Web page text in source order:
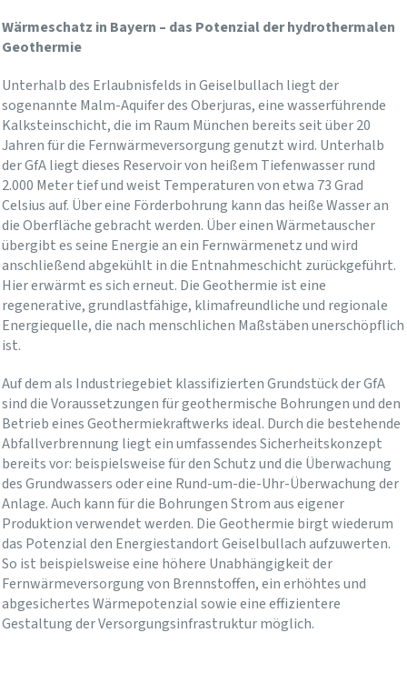
Wärmeschatz in Bayern – das Potenzial der hydrothermalen
Geothermie
Unterhalb des Erlaubnisfelds in Geiselbullach liegt der
sogenannte Malm-Aquifer des Oberjuras, eine wasserführende
Kalksteinschicht, die im Raum München bereits seit über 20
Jahren für die Fernwärmeversorgung genutzt wird. Unterhalb
der GfA liegt dieses Reservoir von heißem Tiefenwasser rund
2.000 Meter tief und weist Temperaturen von etwa 73 Grad
Celsius auf. Über eine Förderbohrung kann das heiße Wasser an
die Oberfläche gebracht werden. Über einen Wärmetauscher
übergibt es seine Energie an ein Fernwärmenetz und wird
anschließend abgekühlt in die Entnahmeschicht zurückgeführt.
Hier erwärmt es sich erneut. Die Geothermie ist eine
regenerative, grundlastfähige, klimafreundliche und regionale
Energiequelle, die nach menschlichen Maßstäben unerschöpflich
ist.
Auf dem als Industriegebiet klassifizierten Grundstück der GfA
sind die Voraussetzungen für geothermische Bohrungen und den
Betrieb eines Geothermiekraftwerks ideal. Durch die bestehende
Abfallverbrennung liegt ein umfassendes Sicherheitskonzept
bereits vor: beispielsweise für den Schutz und die Überwachung
des Grundwassers oder eine Rund-um-die-Uhr-Überwachung der
Anlage. Auch kann für die Bohrungen Strom aus eigener
Produktion verwendet werden. Die Geothermie birgt wiederum
das Potenzial den Energiestandort Geiselbullach aufzuwerten.
So ist beispielsweise eine höhere Unabhängigkeit der
Fernwärmeversorgung von Brennstoffen, ein erhöhtes und
abgesichertes Wärmepotenzial sowie eine effizientere
Gestaltung der Versorgungsinfrastruktur möglich.